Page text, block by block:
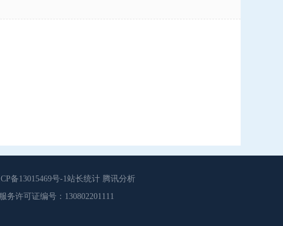
备13015469号-1站长统计 腾讯分析
务许可证编号：130802201111